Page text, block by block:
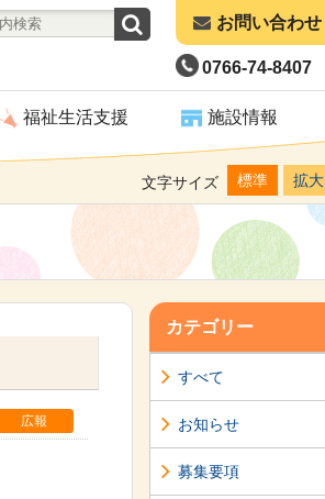
お問い合わせ
0766-74-8407
福祉生活支援 施設情報
文字サイズ 標準 拡大
広報
カテゴリー
すべて
お知らせ
募集要項